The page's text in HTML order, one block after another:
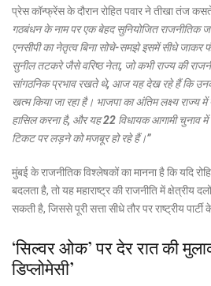
प्रेस कॉन्फ्रेंस के दौरान रोहित पवार ने तीखा तंज
गठबंधन के नाम पर एक बेहद सुनियोजित राजनीतिक
एनसीपी का नेतृत्व बिना सोचे-समझे इसमें सीधे
सुनील तटकरे जैसे वरिष्ठ नेता, जो कभी राज्य की
सांगठनिक प्रभाव रखते थे, आज यह देख रहे हैं कि उनकी
खत्म किया जा रहा है। भाजपा का अंतिम लक्ष्य राज्य
हासिल करना है, और यह 22 विधायक आगामी चुनाव
टिकट पर लड़ने को मजबूर हो रहे हैं।”
मुंबई के राजनीतिक विश्लेषकों का मानना है कि यदि
बदलता है, तो यह महाराष्ट्र की राजनीति में
सकती है, जिससे पूरी सत्ता सीधे तौर पर राष्ट्रीय पार्टी
‘सिल्वर ओक’ पर देर रात की
डिप्लोमेसी’